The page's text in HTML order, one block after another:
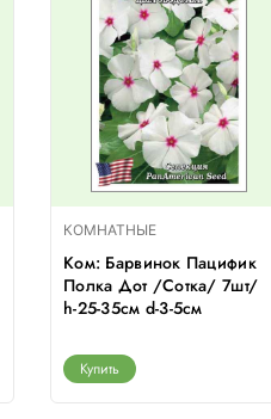
КОМНАТНЫЕ
Ком: Барвинок Пацифик
Полка Дот /Сотка/ 7шт/
h-25-35см d-3-5см
Купить